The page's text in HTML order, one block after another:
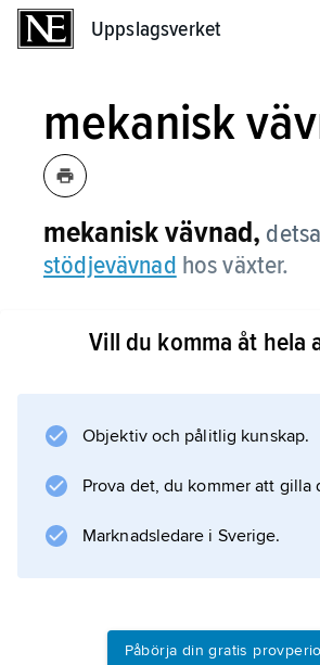
Uppslagsverket
mekanisk
mekanisk vävnad,
stödjevävnad hos växter.
Vill du komma åt hela
Objektiv och pålitlig kunskap.
Prova det, du kommer att gilla
Marknadsledare i Sverige.
Påbörja din gratis